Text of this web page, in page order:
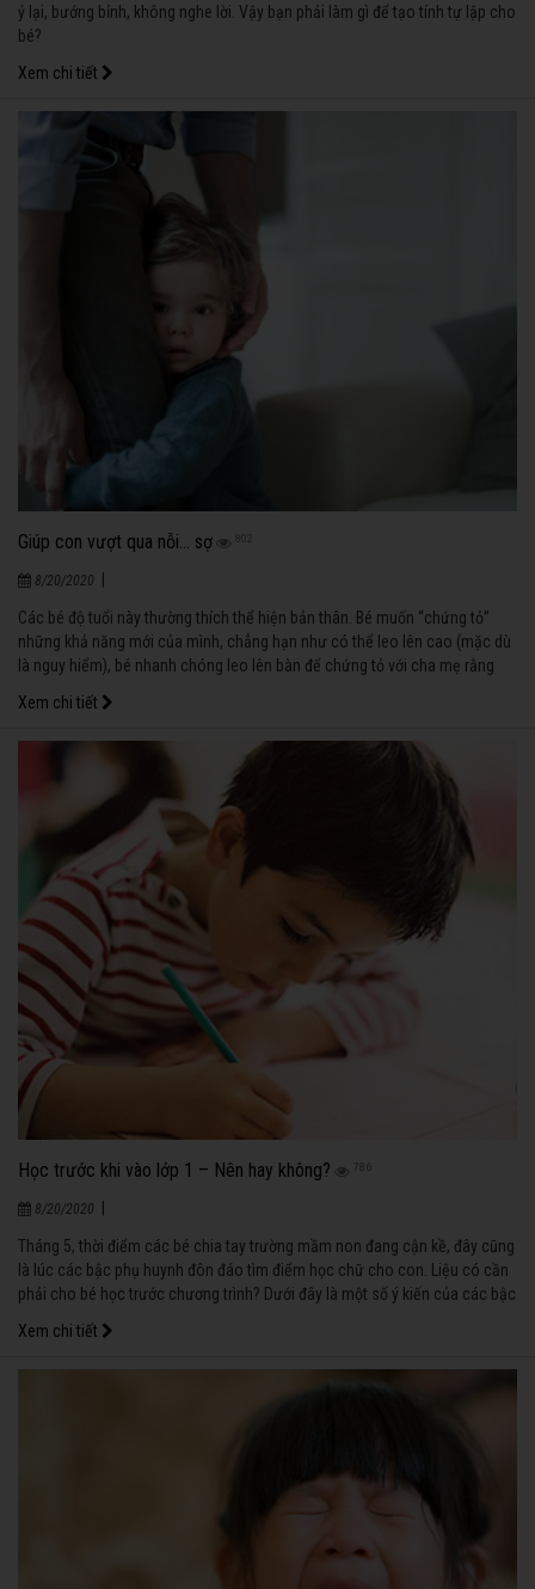
ỷ lại, bướng bỉnh, không nghe lời. Vậy bạn phải làm gì để tạo tính tự lập cho
bé?
Xem chi tiết
Giúp con vượt qua nỗi... sợ 802
8/20/2020 |
Các bé độ tuổi này thường thích thể hiện bản thân. Bé muốn “chứng tỏ”
những khả năng mới của mình, chẳng hạn như có thể leo lên cao (mặc dù
là nguy hiểm), bé nhanh chóng leo lên bàn để chứng tỏ với cha mẹ rằng
xuống vì… sợ.
Xem chi tiết
Học trước khi vào lớp 1 – Nên hay không? 786
8/20/2020
Tháng 5, thời điểm các bé chia tay trường mầm non đang cận kề, đây cũng
là lúc các bậc phụ huynh đôn đáo tìm điểm học chữ cho con. Liệu có cần
phải cho bé học trước chương trình? Dưới đây là một số ý kiến của các bậc
Xem chi tiết